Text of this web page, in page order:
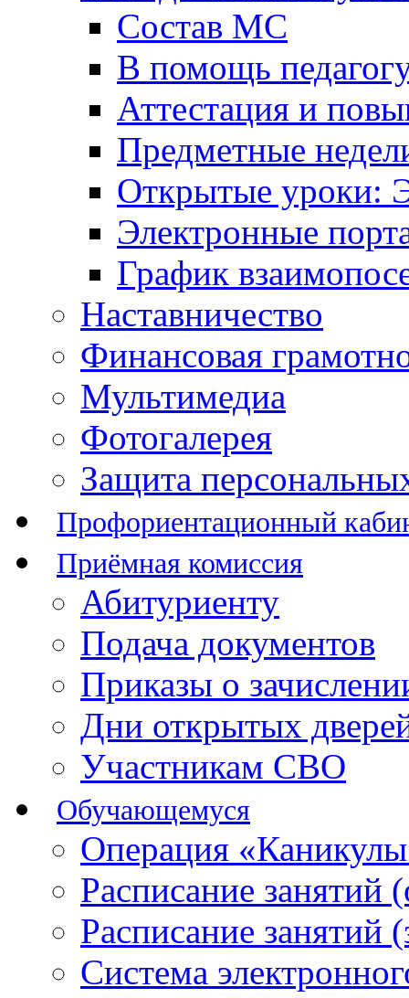
Состав МС
В помощь
Аттестация и
Предметные
Открытые уроки:
Электронные
График
Наставничество
Финансовая
Мультимедиа
Фотогалерея
Защита
Профориентационный
Приёмная комиссия
Абитуриенту
Подача документов
Приказы о
Дни открытых
Участникам СВО
Обучающемуся
Операция
Расписание занятий
Расписание занятий
Система